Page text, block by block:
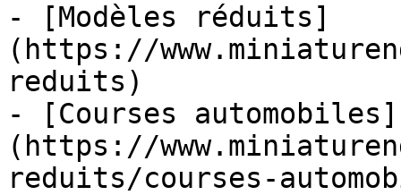
- [Modèles réduits]
(https://
reduits)
- [Courses automobiles]
(https://
reduits/courses-